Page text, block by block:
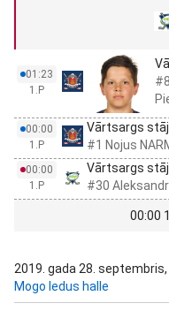
01:23
1.P
00:00
1.P
Vārtsargs
#1 Nojus
00:00
1.P
Vārtsargs
#30
00:00
2019. gada 28. septembris,
Mogo ledus halle